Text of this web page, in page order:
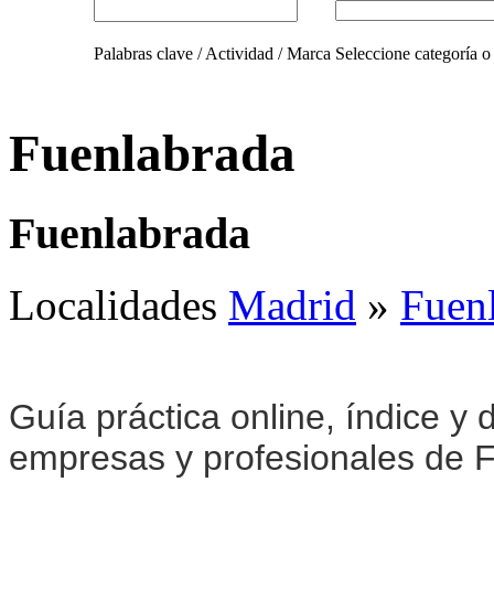
Palabras clave / Actividad / Marca Seleccione categoría
Fuenlabrada
Fuenlabrada
Localidades Madrid »
Guía práctica online, índice y
empresas y profesionales de